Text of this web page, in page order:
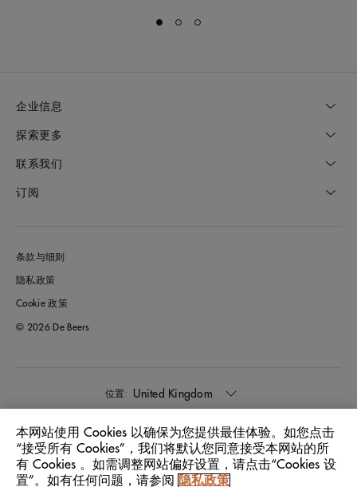
企业信息
探索更多
联系我们
订阅
条款与细则
隐私政策
Cookie 政策
© 2026 De Beers
位置: United Kingdom
语言: 中文
本网站使用 Cookies 以确保为您提供最佳体验。如您点击
“接受所有 Cookies”，我们将默认您同意接受本网站的所
有 Cookies 。如需调整网站偏好设置，请点击“Cookies 设
置”。如有任何问题，请参阅
隐私政策